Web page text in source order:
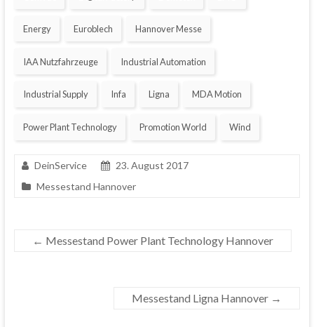
Energy Euroblech Hannover Messe
IAA Nutzfahrzeuge Industrial Automation
Industrial Supply Infa Ligna MDA Motion
Power Plant Technology Promotion World Wind
DeinService
23. August 2017
Messestand Hannover
← Messestand Power Plant Technology Hannover
Messestand Ligna Hannover →